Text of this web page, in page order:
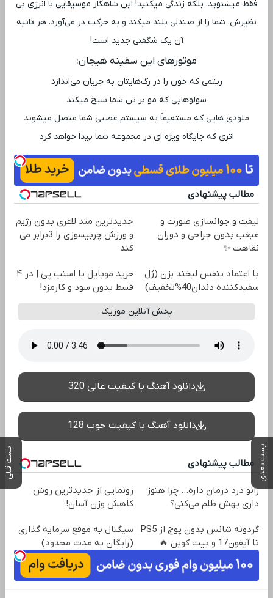
پست بعدی پست قبلی
فقط میشنوید، بلکه زندگی میکنید! این شاهکار موسیقایی با انرژی بی
‌نظیرش، شما را از صندلی بلند میکند و به حرکت در می‌آورد. هر ثانیه
آن یک شگفتی جدید است!
موتورهای این سفینه هیجان:
ریتمی که خون را در رگ‌هایتان به جریان می‌اندازد
سولوهایی که مو بر تن شما سیخ میکند
ملودی ‌هایی که مستقیماً به سیستم عصبی شما متصل میشوند
اثری که جایگاه ویژه ‌ای در مجموعه شما پیدا خواهد کرد
مطالب پیشنهادی
لیفت و جوانسازی صورت و
غبغب بدون جراحی و دوران
نقاهت ✨
جدیدترین متد لاغری بدون رژیم
و ورزش چربیسوزی را 3برابر می
کند
با اعتماد بنفس لبخند بزن (ژل
سفیدکننده دندان40%تخفیف)
خرید موبایل با اسنپ پی | در ۴
قسط بدون سود و کارمزد!
پخش آنلاین موزیک
دانلود آهنگ با کیفیت عالی 320
دانلود آهنگ با کیفیت خوب 128
مطالب پیشنهادی
زانو درد درمان داره… چرا هنوز
داری بهش ظلم می‌کنی؟
رونمایی از جدیدترین روش
کاهش وزن آسان!
گردونه شانس بدون پوچ از PS5
تا آیفون17 و بیت کوین 🔥
سیگنال به موقع سرمایه گذاری
(رایگان به مدت محدود)